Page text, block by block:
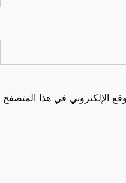
الإلكتروني في هذا المتصفح